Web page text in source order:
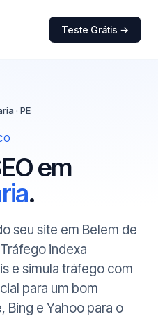
Teste Grátis →
· PE
em
.
seu site em Belem de
indexa
e simula tráfego com
para um bom
Bing e Yahoo para o